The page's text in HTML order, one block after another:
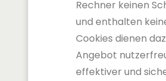
Rechner keinen
und enthalten
Cookies dienen
Angebot
effektiver und